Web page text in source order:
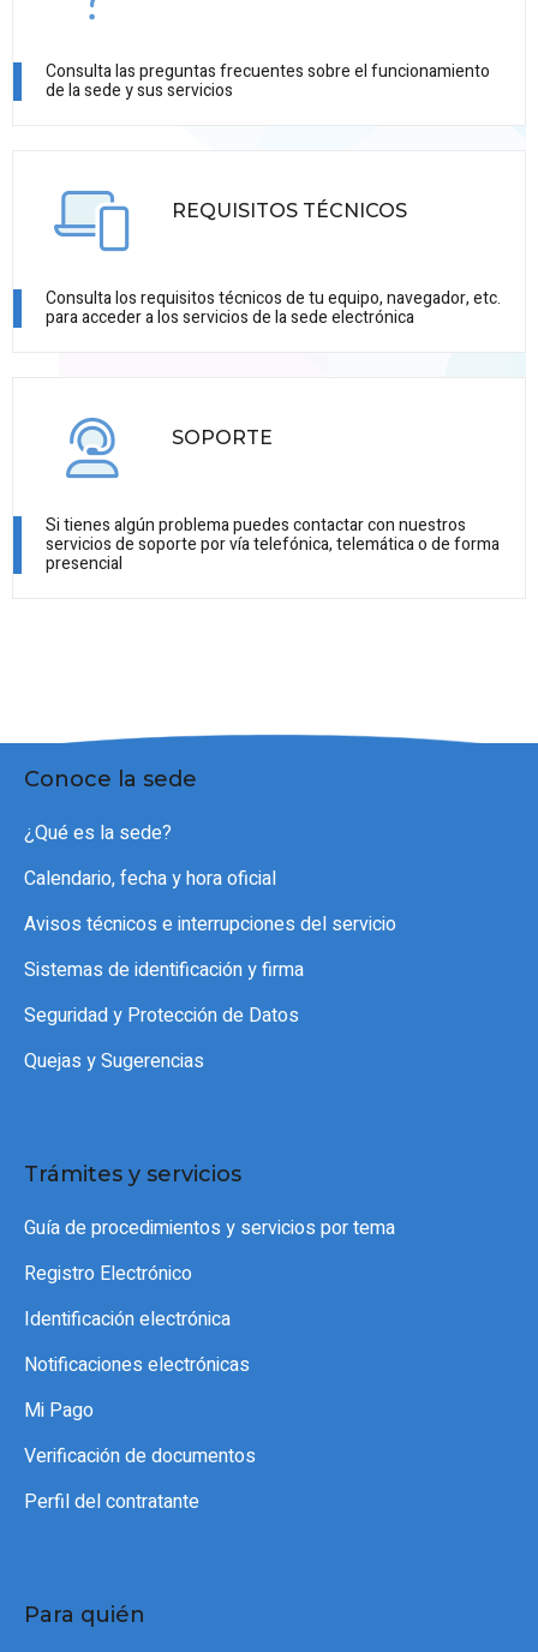
Consulta las preguntas frecuentes sobre el funcionamiento
de la sede y sus servicios
REQUISITOS TÉCNICOS
Consulta los requisitos técnicos de tu equipo, navegador, etc.
para acceder a los servicios de la sede electrónica
SOPORTE
Si tienes algún problema puedes contactar con nuestros
servicios de soporte por vía telefónica, telemática o de forma
presencial
Conoce la sede
¿Qué es la sede?
Calendario, fecha y hora oficial
Avisos técnicos e interrupciones del servicio
Sistemas de identificación y firma
Seguridad y Protección de Datos
Quejas y Sugerencias
Trámites y servicios
Guía de procedimientos y servicios por tema
Registro Electrónico
Identificación electrónica
Notificaciones electrónicas
Mi Pago
Verificación de documentos
Perfil del contratante
Para quién